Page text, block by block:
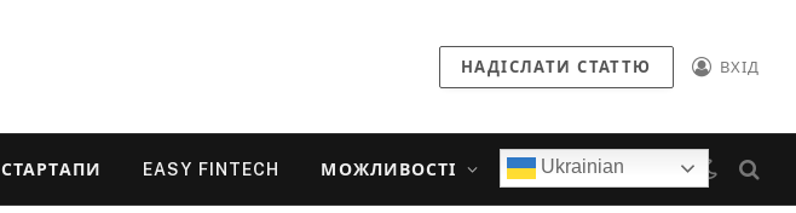
НАДІСЛАТИ СТАТТЮ ВХІД
СТАРТАПИ EASY FINTECH МОЖЛИВОСТІ Ukrainian